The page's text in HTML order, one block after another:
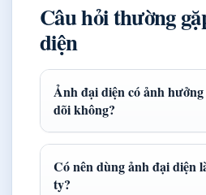
Câu hỏi thường
diện
Ảnh đại diện có ảnh
dõi không?
Có nên dùng ảnh đại diện
ty?